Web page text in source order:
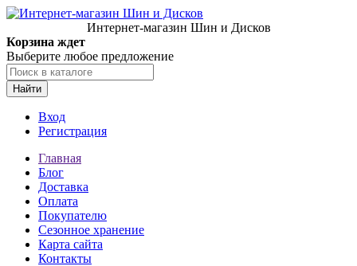
Интернет-магазин Шин и Дисков
Корзина ждет
Выберите любое предложение
Найти
Вход
Регистрация
Главная
Блог
Доставка
Оплата
Покупателю
Сезонное хранение
Карта сайта
Контакты